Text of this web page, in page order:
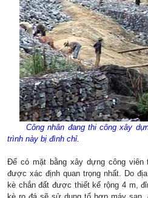
Công nhân đang thi công xây
trình này bị đình chỉ.
Để có mặt bằng xây dựng công
được xác định quan trọng nhất. Do
kè chắn đất được thiết kế rộng 4 m,